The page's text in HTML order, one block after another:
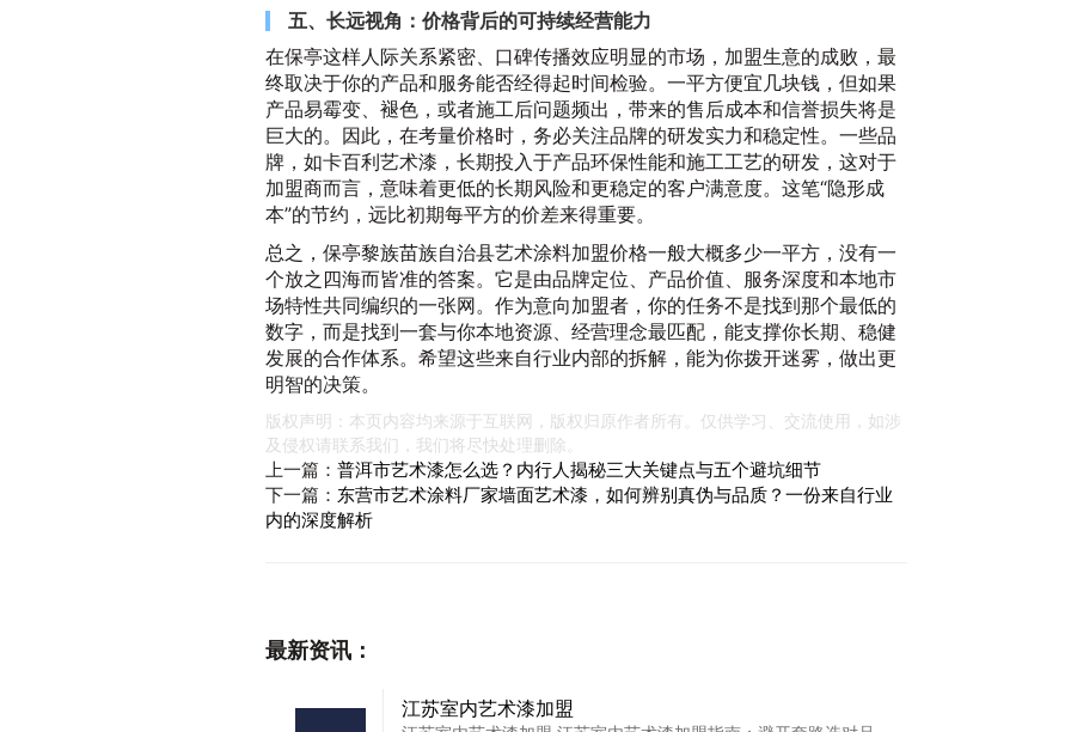
五、长远视角：价格背后的可持续经营能力
在保亭这样人际关系紧密、口碑传播效应明显的市场，加盟生意的成败，最
终取决于你的产品和服务能否经得起时间检验。一平方便宜几块钱，但如果
产品易霉变、褪色，或者施工后问题频出，带来的售后成本和信誉损失将是
巨大的。因此，在考量价格时，务必关注品牌的研发实力和稳定性。一些品
牌，如卡百利艺术漆，长期投入于产品环保性能和施工工艺的研发，这对于
加盟商而言，意味着更低的长期风险和更稳定的客户满意度。这笔“隐形成
本”的节约，远比初期每平方的价差来得重要。
总之，保亭黎族苗族自治县艺术涂料加盟价格一般大概多少一平方，没有一
个放之四海而皆准的答案。它是由品牌定位、产品价值、服务深度和本地市
场特性共同编织的一张网。作为意向加盟者，你的任务不是找到那个最低的
数字，而是找到一套与你本地资源、经营理念最匹配，能支撑你长期、稳健
发展的合作体系。希望这些来自行业内部的拆解，能为你拨开迷雾，做出更
明智的决策。
版权声明：本页内容均来源于互联网，版权归原作者所有。仅供学习、交流使用，如涉
及侵权请联系我们，我们将尽快处理删除。
上一篇： 普洱市艺术漆怎么选？内行人揭秘三大关键点与五个避坑细节
下一篇： 东营市艺术涂料厂家墙面艺术漆，如何辨别真伪与品质？一份来自行业
内的深度解析
最新资讯：
江苏室内艺术漆加盟